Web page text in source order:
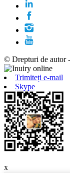
© Drepturi de autor
Trimiteți e-mail
Skype
x